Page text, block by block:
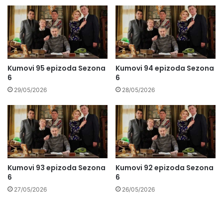
Kumovi 95 epizoda Sezona
6
29/05/2026
Kumovi 94 epizoda Sezona
6
28/05/2026
Kumovi 93 epizoda Sezona
6
27/05/2026
Kumovi 92 epizoda Sezona
6
26/05/2026